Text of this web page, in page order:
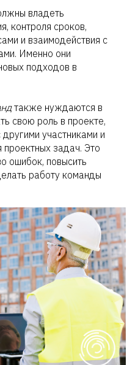
владеть
контроля сроков,
и взаимодействия с
Именно они
подходов в
также нуждаются в
свою роль в проекте,
участниками и
задач. Это
ошибок, повысить
работу команды